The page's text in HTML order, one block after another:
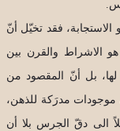
الاستجابة، فقد تخيّل أنّ
الاشراط والقرن بين
بل أنّ المقصود من
مدرَكة للذهن،
الى دقّ الجرس بلا أن